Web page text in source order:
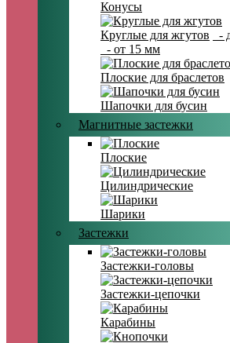
Конусы
Круглые для жгутов -
- от 15 мм
Плоские для браслетов
Шапочки для бусин
Магнитные застежки
Плоские
Цилиндрические
Шарики
Застежки
Застежки-головы
Застежки-цепочки
Карабины